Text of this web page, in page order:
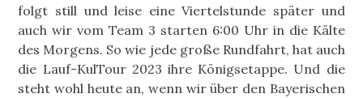
folgt still und leise eine Viertelstunde später und
auch wir vom Team 3 starten 6:00 Uhr in die Kälte
des Morgens. So wie jede große Rundfahrt, hat auch
die Lauf-KulTour 2023 ihre Königsetappe. Und die
steht wohl heute an, wenn wir über den Bayerischen